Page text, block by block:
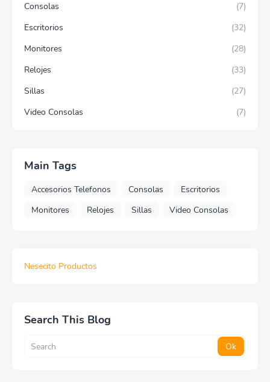
Consolas
(7)
Escritorios
(32)
Monitores
(28)
Relojes
(33)
Sillas
(27)
Video Consolas
(7)
Main Tags
Accesorios Telefonos Consolas
Escritorios
Monitores
Relojes Sillas Video Consolas
Nesecito Productos
Search This Blog